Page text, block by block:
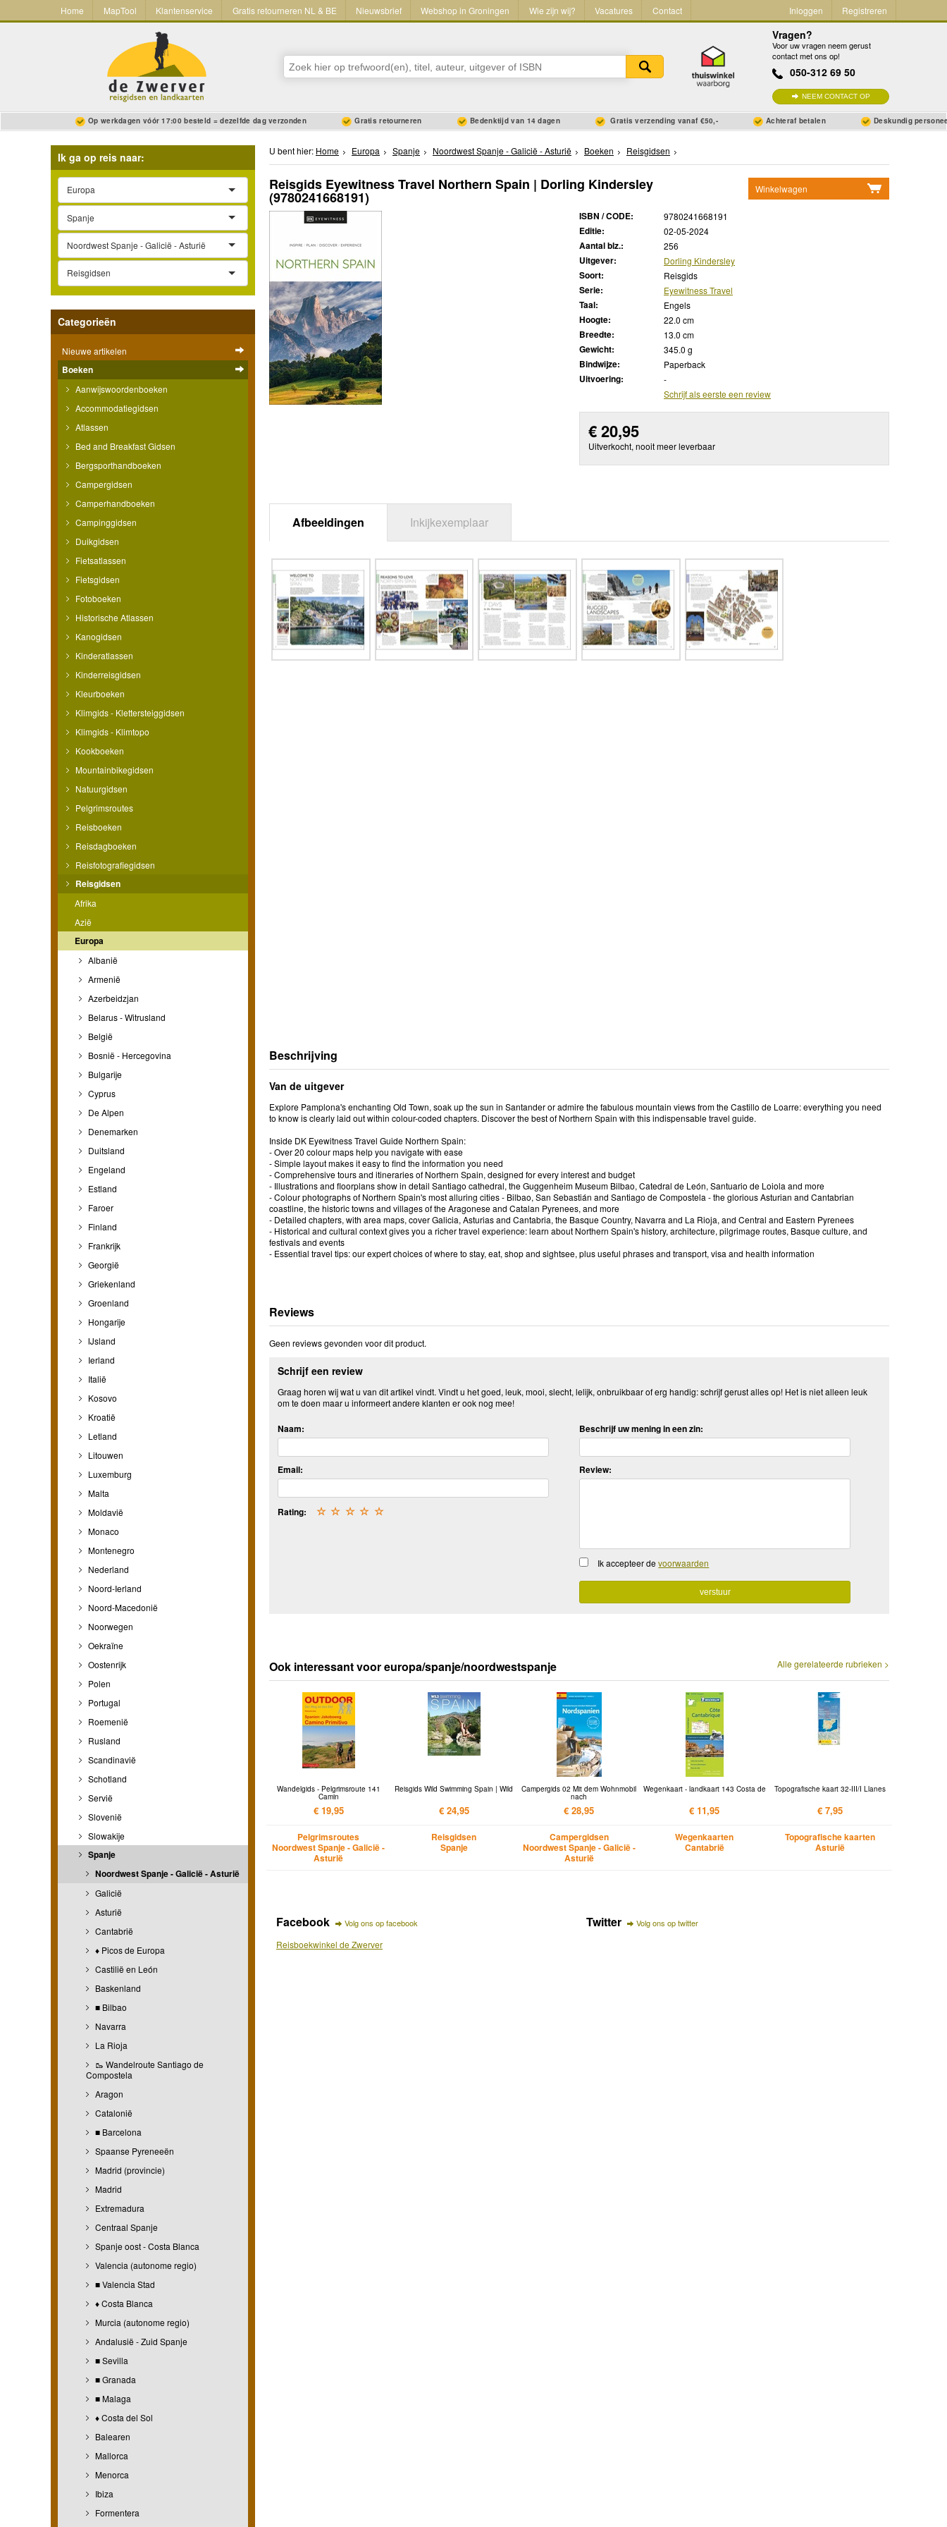
Home MapTool Klantenservice Gratis retourneren NL & BE Nieuwsbrief Webshop in Groningen Wie zijn wij? Vacatures Contact Inloggen Registreren
Vragen?
Voor uw vragen neem gerust
contact met ons op!
050-312 69 50
NEEM CONTACT OP
Op werkdagen vóór 17:00 besteld = dezelfde dag verzonden Gratis retourneren Bedenktijd van 14 dagen Gratis verzending vanaf €50,- Achteraf betalen Deskundig
Ik ga op reis naar:
Europa
Spanje
Noordwest Spanje - Galicië - Asturië
Reisgidsen
Categorieën
Nieuwe artikelen
Boeken
Aanwijswoordenboeken
Accommodatiegidsen
Atlassen
Bed and Breakfast Gidsen
Bergsporthandboeken
Campergidsen
Camperhandboeken
Campinggidsen
Duikgidsen
Fietsatlassen
Fietsgidsen
Fotoboeken
Historische Atlassen
Kanogidsen
Kinderatlassen
Kinderreisgidsen
Kleurboeken
Klimgids - Klettersteiggidsen
Klimgids - Klimtopo
Kookboeken
Mountainbikegidsen
Natuurgidsen
Pelgrimsroutes
Reisboeken
Reisdagboeken
Reisfotografiegidsen
Reisgidsen
Afrika
Azië
Europa
Albanië
Armenië
Azerbeidzjan
Belarus - Witrusland
België
Bosnië - Hercegovina
Bulgarije
Cyprus
De Alpen
Denemarken
Duitsland
Engeland
Estland
Faroer
Finland
Frankrijk
Georgië
Griekenland
Groenland
Hongarije
IJsland
Ierland
Italië
Kosovo
Kroatië
Letland
Litouwen
Luxemburg
Malta
Moldavië
Monaco
Montenegro
Nederland
Noord-Ierland
Noord-Macedonië
Noorwegen
Oekraïne
Oostenrijk
Polen
Portugal
Roemenië
Rusland
Scandinavië
Schotland
Servië
Slovenië
Slowakije
Spanje
Noordwest Spanje - Galicië - Asturië
Galicië
Asturië
Cantabrië
♦ Picos de Europa
Castilië en León
Baskenland
■ Bilbao
Navarra
La Rioja
🥾 Wandelroute Santiago de
Compostela
Aragon
Catalonië
■ Barcelona
Spaanse Pyreneeën
Madrid (provincie)
Madrid
Extremadura
Centraal Spanje
Spanje oost - Costa Blanca
Valencia (autonome regio)
■ Valencia Stad
♦ Costa Blanca
Murcia (autonome regio)
Andalusië - Zuid Spanje
■ Sevilla
■ Granada
■ Malaga
♦ Costa del Sol
Balearen
Mallorca
Menorca
Ibiza
Formentera
U bent hier: Home Europa Spanje Noordwest Spanje - Galicië - Asturië Boeken Reisgidsen
Winkelwagen
Reisgids Eyewitness Travel Northern Spain | Dorling Kindersley
(9780241668191)
ISBN / CODE: 9780241668191
Editie: 02-05-2024
Aantal blz.: 256
Uitgever: Dorling Kindersley
Soort: Reisgids
Serie: Eyewitness Travel
Taal: Engels
Hoogte: 22.0 cm
Breedte: 13.0 cm
Gewicht: 345.0 g
Bindwijze: Paperback
Uitvoering:
-
Schrijf als eerste een review
€20,95
Uitverkocht, nooit meer leverbaar
Afbeeldingen Inkijkexemplaar
Beschrijving
Van de uitgever
Explore Pamplona's enchanting Old Town, soak up the sun in Santander or admire the fabulous mountain views from the Castillo de Loarre: everything you need
to know is clearly laid out within colour-coded chapters. Discover the best of Northern Spain with this indispensable travel guide.
Inside DK Eyewitness Travel Guide Northern Spain:
- Over 20 colour maps help you navigate with ease
- Simple layout makes it easy to find the information you need
- Comprehensive tours and itineraries of Northern Spain, designed for every interest and budget
- Illustrations and floorplans show in detail Santiago cathedral, the Guggenheim Museum Bilbao, Catedral de León, Santuario de Loiola and more
- Colour photographs of Northern Spain's most alluring cities - Bilbao, San Sebastián and Santiago de Compostela - the glorious Asturian and Cantabrian
coastline, the historic towns and villages of the Aragonese and Catalan Pyrenees, and more
- Detailed chapters, with area maps, cover Galicia, Asturias and Cantabria, the Basque Country, Navarra and La Rioja, and Central and Eastern Pyrenees
- Historical and cultural context gives you a richer travel experience: learn about Northern Spain's history, architecture, pilgrimage routes, Basque culture, and
festivals and events
- Essential travel tips: our expert choices of where to stay, eat, shop and sightsee, plus useful phrases and transport, visa and health information
Reviews
Geen reviews gevonden voor dit product.
Schrijf een review
Graag horen wij wat u van dit artikel vindt. Vindt u het goed, leuk, mooi, slecht, lelijk, onbruikbaar of erg handig: schrijf gerust alles op! Het is niet alleen leuk
om te doen maar u informeert andere klanten er ook nog mee!
Naam:
Email:
Rating: ☆
☆
☆
☆
☆
Beschrijf uw mening in een zin:
Review:
Ik accepteer devoorwaarden
Alle gerelateerde rubrieken >
Ook interessant voor europa/spanje/noordwestspanje
Wandelgids - Pelgrimsroute 141
Camin
€ 19,95
Pelgrimsroutes
Noordwest Spanje - Galicië -
Asturië
Reisgids Wild Swimming Spain | Wild
€ 24,95
Reisgidsen
Spanje
Campergids 02 Mit dem Wohnmobil
nach
€ 28,95
Campergidsen
Noordwest Spanje - Galicië -
Asturië
Wegenkaart - landkaart 143 Costa de
€ 11,95
Wegenkaarten
Cantabrië
Topografische kaart 32-III/I Llanes
€ 7,95
Topografische kaarten
Asturië
Facebook Volg ons op facebook
Reisboekwinkel de Zwerver
Twitter Volg ons op twitter